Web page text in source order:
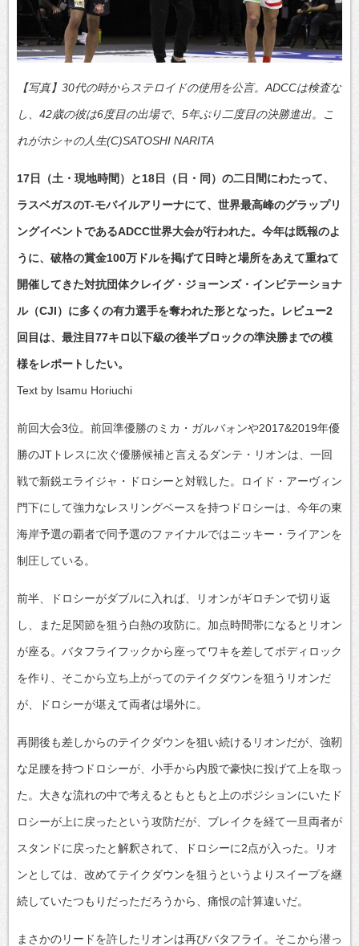
【写真】30代の時からステロイドの使用を公言。ADCCは検査な
し、42歳の彼は6度目の出場で、5年ぶり二度目の決勝進出。こ
れがホシャの人生(C)SATOSHI NARITA
17日（土・現地時間）と18日（日・同）の二日間にわたって、
ラスベガスのT-モバイルアリーナにて、世界最高峰のグラップリ
ングイベントであるADCC世界大会が行われた。今年は既報のよ
うに、破格の賞金100万ドルを掲げて日時と場所をあえて重ねて
開催してきた対抗団体クレイグ・ジョーンズ・インビテーショナ
ル（CJI）に多くの有力選手を奪われた形となった。レビュー2
回目は、最注目77キロ以下級の後半ブロックの準決勝までの模
様をレポートしたい。
Text by Isamu Horiuchi
前回大会3位。前回準優勝のミカ・ガルバォンや2017&2019年優
勝のJTトレスに次ぐ優勝候補と言えるダンテ・リオンは、一回
戦で新鋭エライジャ・ドロシーと対戦した。ロイド・アーヴィン
門下にして強力なレスリングベースを持つドロシーは、今年の東
海岸予選の覇者で同予選のファイナルではニッキー・ライアンを
制圧している。
前半、ドロシーがダブルに入れば、リオンがギロチンで切り返
し、また足関節を狙う白熱の攻防に。加点時間帯になるとリオン
が座る。バタフライフックから座ってワキを差してボディロック
を作り、そこから立ち上がってのテイクダウンを狙うリオンだ
が、ドロシーが堪えて両者は場外に。
再開後も差しからのテイクダウンを狙い続けるリオンだが、強靭
な足腰を持つドロシーが、小手から内股で豪快に投げて上を取っ
た。大きな流れの中で考えるともともと上のポジションにいたド
ロシーが上に戻ったという攻防だが、ブレイクを経て一旦両者が
スタンドに戻ったと解釈されて、ドロシーに2点が入った。リオ
ンとしては、改めてテイクダウンを狙うというよりスイープを継
続していたつもりだっただろうから、痛恨の計算違いだ。
まさかのリードを許したリオンは再びバタフライ。そこから潜っ